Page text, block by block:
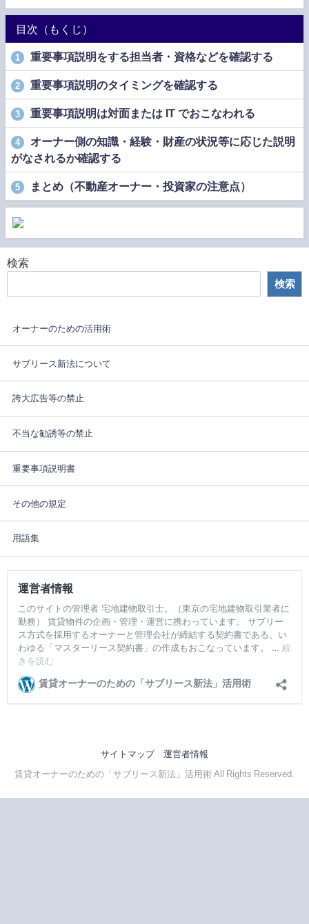
目次（もくじ）
1 重要事項説明をする担当者・資格などを確認する
2 重要事項説明のタイミングを確認する
3 重要事項説明は対面または IT でおこなわれる
4
オーナー側の知識・経験・財産の状況等に応じた説明
がなされるか確認する
5 まとめ（不動産オーナー・投資家の注意点）
検索
検索
オーナーのための活用術
サブリース新法について
誇大広告等の禁止
不当な勧誘等の禁止
重要事項説明書
その他の規定
用語集
サイトマップ 運営者情報
賃貸オーナーのための「サブリース新法」活用術 All Rights Reserved.